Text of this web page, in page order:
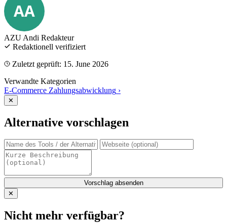
AA
AZU Andi Redakteur
Redaktionell verifiziert
Zuletzt geprüft: 15. June 2026
Verwandte Kategorien
E-Commerce Zahlungsabwicklung ›
✕
Alternative vorschlagen
Vorschlag absenden
✕
Nicht mehr verfügbar?